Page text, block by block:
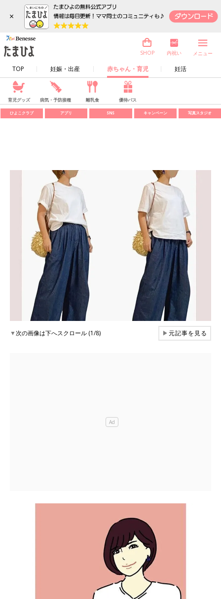
×
TOP 妊娠・出産 赤ちゃん・育児 妊活
SHOP 内祝い メニュー
育児グッズ 病気・予防接種 離乳食 優待パス
ひよこクラブ アプリ SNS キャンペーン 写真スタジオ
▼次の画像は下へスクロール (1/8) ▶元記事を見る